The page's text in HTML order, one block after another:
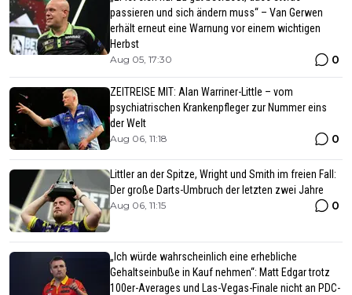
passieren und sich ändern muss“ – Van Gerwen
erhält erneut eine Warnung vor einem wichtigen
Herbst
Aug 05, 17:30 0
ZEITREISE MIT: Alan Warriner-Little – vom
psychiatrischen Krankenpfleger zur Nummer eins
der Welt
Aug 06, 11:18 0
Littler an der Spitze, Wright und Smith im freien Fall:
Der große Darts-Umbruch der letzten zwei Jahre
Aug 06, 11:15 0
„Ich würde wahrscheinlich eine erhebliche
Gehaltseinbuße in Kauf nehmen“: Matt Edgar trotz
100er-Averages und Las-Vegas-Finale nicht an PDC-